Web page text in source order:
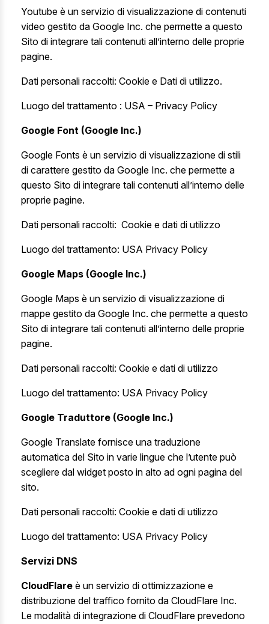
Youtube è un servizio di visualizzazione di contenuti
video gestito da Google Inc. che permette a questo
Sito di integrare tali contenuti all’interno delle proprie
pagine.
Dati personali raccolti: Cookie e Dati di utilizzo.
Luogo del trattamento : USA – Privacy Policy
Google Font (Google Inc.)
Google Fonts è un servizio di visualizzazione di stili
di carattere gestito da Google Inc. che permette a
questo Sito di integrare tali contenuti all’interno delle
proprie pagine.
Dati personali raccolti: Cookie e dati di utilizzo
Luogo del trattamento: USA Privacy Policy
Google Maps (Google Inc.)
Google Maps è un servizio di visualizzazione di
mappe gestito da Google Inc. che permette a questo
Sito di integrare tali contenuti all’interno delle proprie
pagine.
Dati personali raccolti: Cookie e dati di utilizzo
Luogo del trattamento: USA Privacy Policy
Google Traduttore (Google Inc.)
Google Translate fornisce una traduzione
automatica del Sito in varie lingue che l’utente può
scegliere dal widget posto in alto ad ogni pagina del
sito.
Dati personali raccolti: Cookie e dati di utilizzo
Luogo del trattamento: USA Privacy Policy
Servizi DNS
CloudFlare è un servizio di ottimizzazione e
distribuzione del traffico fornito da CloudFlare Inc.
Le modalità di integrazione di CloudFlare prevedono